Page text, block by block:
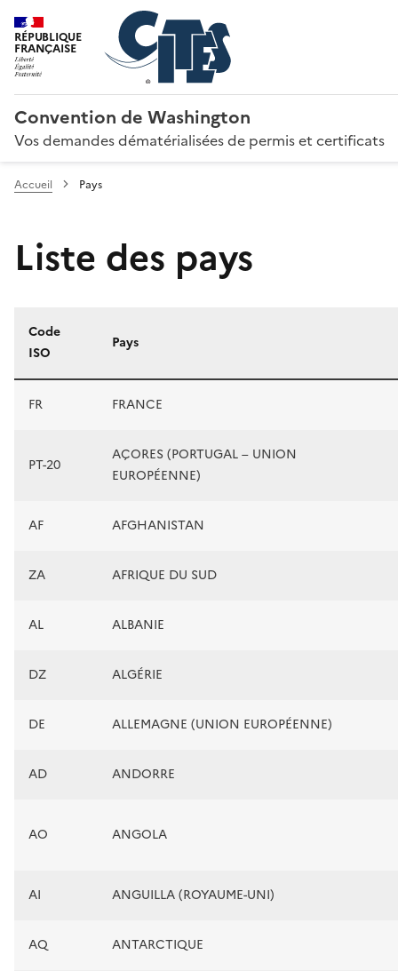
RÉPUBLIQUE
FRANÇAISE
Convention de Washington
Vos demandes dématérialisées de permis et certificats
Accueil Pays
Liste des pays
Liste des pays
Code
ISO
Pays
FR FRANCE
PT-20
AÇORES (PORTUGAL – UNION
EUROPÉENNE)
AF AFGHANISTAN
ZA AFRIQUE DU SUD
AL ALBANIE
DZ ALGÉRIE
DE ALLEMAGNE (UNION EUROPÉENNE)
AD ANDORRE
AO ANGOLA
AI ANGUILLA (ROYAUME-UNI)
AQ ANTARCTIQUE